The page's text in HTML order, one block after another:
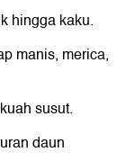
hingga kaku.
manis, merica,
susut.
daun